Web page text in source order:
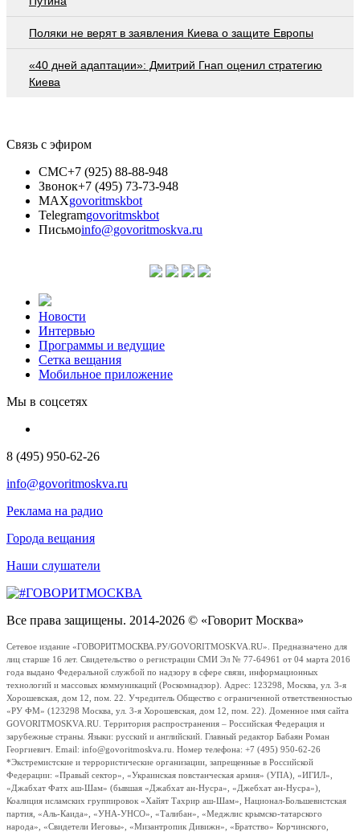
Поляки не верят в заявления Киева о защите Европы
«40 дней адаптации»: Дмитрий Гнап оценил стратегию
Киева
Связь с эфиром
СМС+7 (925) 88-88-948
Звонок+7 (495) 73-73-948
MAXgovoritmskbot
Telegramgovoritmskbot
Письмоinfo@govoritmoskva.ru
Новости
Интервью
Программы и ведущие
Сетка вещания
Мобильное приложение
Мы в соцсетях
8 (495) 950-62-26
info@govoritmoskva.ru
Реклама на радио
Города вещания
Наши слушатели
Все права защищены. 2014-2026 © «Говорит Москва»
Сетевое издание «ГОВОРИТМОСКВА.РУ/GOVORITMOSKVA.RU». Предназначено для
лиц старше 16 лет. Свидетельство о регистрации СМИ Эл № 77-64961 от 04 марта 2016
года выдано Федеральной службой по надзору в сфере связи, информационных
технологий и массовых коммуникаций (Роскомнадзор). Адрес: 123298, Москва, ул. 3-я
Хорошевская, дом 12, пом. 22. Учредитель Общество с ограниченной ответственностью
«РУ ФМ» (123298 Москва, ул. 3-я Хорошевская, дом 12, пом. 22). Доменное имя сайта
GOVORITMOSKVA.RU. Территория распространения – Российская Федерация и
зарубежные страны. Языки: русский и английский. Главный редактор Бабаян Роман
Георгиевич. Email: info@govoritmoskva.ru. Номер телефона: +7 (495) 950-62-26
*Экстремистские и террористические организации, запрещенные в Российской
Федерации: «Правый сектор», «Украинская повстанческая армия» (УПА), «ИГИЛ»,
«Джабхат Фатх аш-Шам» (бывшая «Джабхат ан-Нусра», «Джебхат ан-Нусра»),
Коалиция исламских группировок «Хайят Тахрир аш-Шам», Национал-Большевистская
партия, «Аль-Каида», «УНА-УНСО», «Талибан», «Меджлис крымско-татарского
народа», «Свидетели Иеговы», «Мизантропик Дивижн», «Братство» Корчинского,